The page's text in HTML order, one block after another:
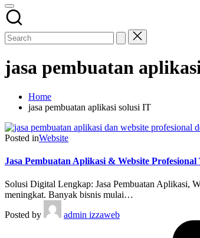
jasa pembuatan
Home
jasa pembuatan aplikasi solusi IT
Posted inWebsite
Jasa Pembuatan Aplikasi & Website Profesional
Solusi Digital Lengkap: Jasa Pembuatan Aplikasi,
meningkat. Banyak bisnis mulai…
Posted by
admin izzaweb